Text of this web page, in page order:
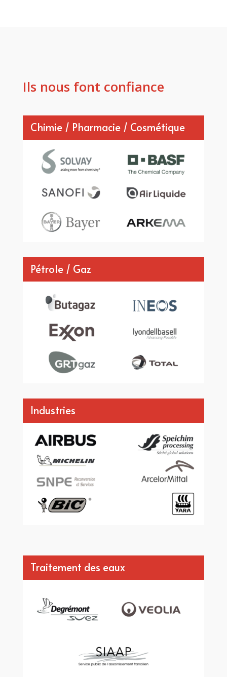
Ils nous font confiance
Chimie / Pharmacie / Cosmétique
Pétrole / Gaz
Industries
Traitement des eaux